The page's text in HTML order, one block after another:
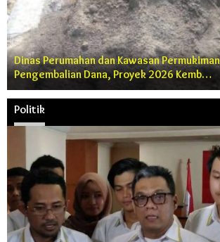
Dinas Perumahan dan Kawasan
Pengembalian Dana, Proyek 2026 Kemb…
Politik